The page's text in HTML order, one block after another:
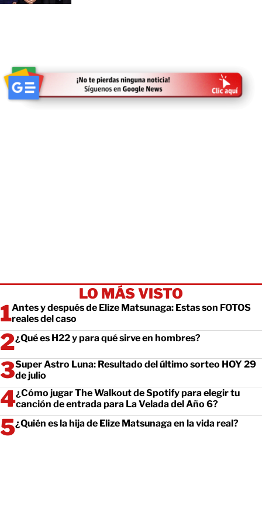
LO MÁS VISTO
Antes y después de Elize Matsunaga: Estas son FOTOS
reales del caso
¿Qué es H22 y para qué sirve en hombres?
Super Astro Luna: Resultado del último sorteo HOY 29
de julio
¿Cómo jugar The Walkout de Spotify para elegir tu
canción de entrada para La Velada del Año 6?
¿Quién es la hija de Elize Matsunaga en la vida real?